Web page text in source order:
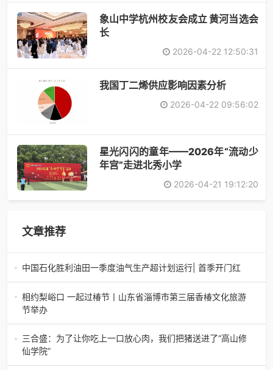
象山中学杭州校友会成立 黄河当选会
长
2026-04-22 12:50:31
​我国丁二烯供应影响因素分析
2026-04-22 09:56:02
星光闪闪的童年——2026年“流动少
年宫”走进北秀小学
2026-04-21 19:12:20
文章推荐
中国石化胜利油田一季度油气生产超计划运行| 首季开门红
中国石化胜利油田一季度油气生产超计划运行| 首季开门红济
南电（记者 瑞夫 胜宣）2026年一季度，中国石化胜利油田
生产原油585.86万吨，天
相约梨峪口 一起过椿节丨山东省淄博市第三届香椿文化旅游
节举办
相约梨峪口 一起过椿节丨山东省淄博市第三届香椿文化旅游
节举办济南电（记者 瑞夫）4月18日，山东省淄博市第三届
香椿文化旅游节暨党建
三合盛：为了让你吃上一口放心肉，我们把猪送进了“高山修
仙学院”
三合盛：为了让你吃上一口放心肉，我们把猪送进了“高山修